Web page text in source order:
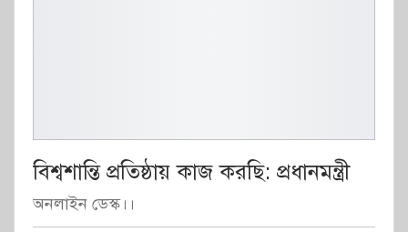
বিশ্বশান্তি প্রতিষ্ঠায় কাজ করছি: প্রধানমন্ত্রী
অনলাইন ডেস্ক।।